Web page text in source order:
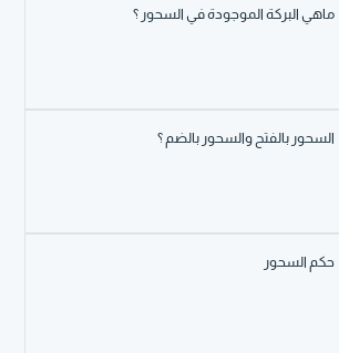
ماهي البركة الموجودة في السحور ؟
السحور بالفتح والسحور بالضم ؟
حكم السحور